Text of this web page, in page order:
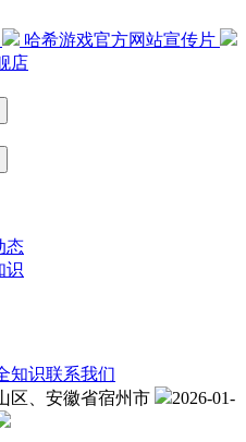
哈希游戏官方网站宣传片
店
态
识
知识联系我们
区、安徽省宿州市
2026-01-